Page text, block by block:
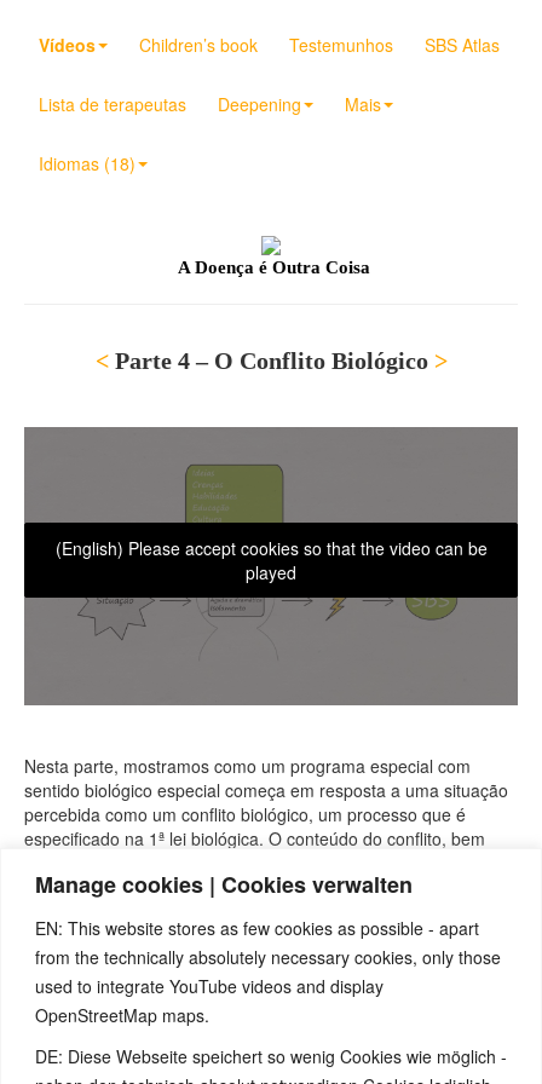
Manage cookies | Cookies verwalten
EN: This website stores as few cookies as possible - apart
from the technically absolutely necessary cookies, only those
used to integrate YouTube videos and display
OpenStreetMap maps.
DE: Diese Webseite speichert so wenig Cookies wie möglich -
Vídeos Children’s book Testemunhos SBS Atlas
Lista de terapeutas Deepening Mais
Idiomas (18)
A Doença é Outra Coisa
<Parte 4 – O Conflito Biológico >
(English) Please accept cookies so that the video can be
played
Nesta parte, mostramos como um programa especial com
sentido biológico especial começa em resposta a uma situação
percebida como um conflito biológico, um processo que é
especificado na 1ª lei biológica. O conteúdo do conflito, bem
Here are the references and sources:
1)This song(german) nicely shows a few aspects of the psychic
level of a strong conflict-active phase.
2)Fundamentals of the 1st Biological Law of Nature with many
illustrations of Hamer Foci.
3)Details of the functional changes at the organic level in part 6
4)Fundamentals of the 1st Biological Law of Natureand a